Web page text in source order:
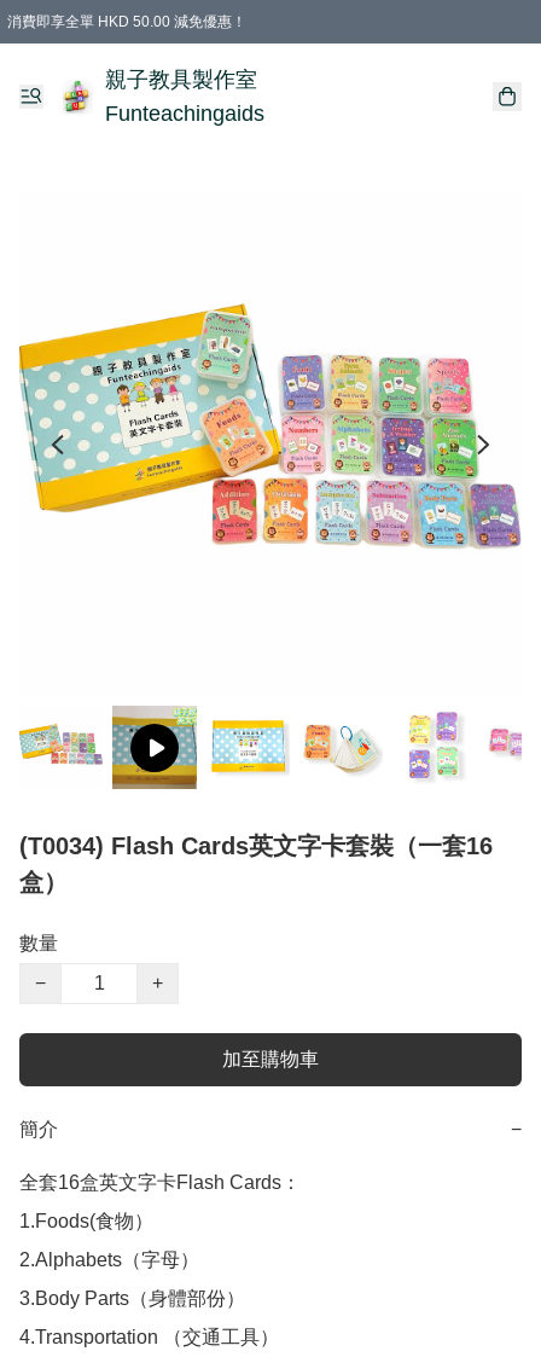
消費即享全單 HKD 50.00 減免優惠！
購物滿 HKD 699.00即享免運費優惠！（適用於 特定的送貨方式 )
凡購物滿HKD 699.00，即享免費禮品
親子教具製作室
Funteachingaids
(T0034) Flash Cards英文字卡套裝（一套16
盒）
數量
−
+
加至購物車
簡介 −
全套16盒英文字卡Flash Cards：
1.Foods(食物）
2.Alphabets（字母）
3.Body Parts（身體部份）
4.Transportation （交通工具）